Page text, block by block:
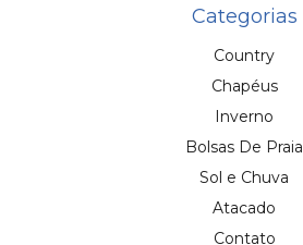
Categorias
Country
Chapéus
Inverno
Bolsas De Praia
Sol e Chuva
Atacado
Contato